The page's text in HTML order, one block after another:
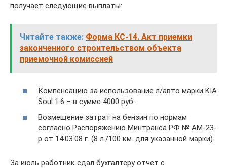
получает следующие выплаты:
Читайте также: Форма КС-14. Акт приемки
законченного строительством объекта
приемочной комиссией
Компенсацию за использование л/авто марки KIA
Soul 1.6 – в сумме 4000 руб.
Возмещение затрат на бензин по нормам
согласно Распоряжению Минтранса РФ № АМ-23-
р от 14.03.08 г. (8 л./100 км. для указанной марки).
За июль работник сдал бухгалтеру отчет с